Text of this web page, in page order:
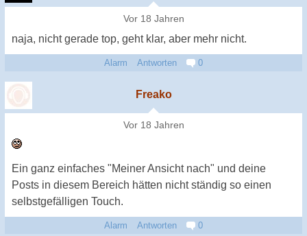
Vor 18 Jahren
naja, nicht gerade top, geht klar, aber mehr nicht.
Alarm Antworten 0
Freako
Vor 18 Jahren
Ein ganz einfaches "Meiner Ansicht nach" und deine
Posts in diesem Bereich hätten nicht ständig so einen
selbstgefälligen Touch.
Alarm Antworten 0